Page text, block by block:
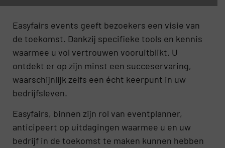
Easyfairs events geeft bezoekers een visie van
de toekomst. Dankzij specifieke tools en kennis
waarmee u vol vertrouwen vooruitblikt. U
ontdekt er op zijn minst een succeservaring,
waarschijnlijk zelfs een écht keerpunt in uw
bedrijfsleven.
Easyfairs, binnen zijn rol van eventplanner,
anticipeert op uitdagingen waarmee u en uw
bedrijf in de toekomst te maken kunnen hebben